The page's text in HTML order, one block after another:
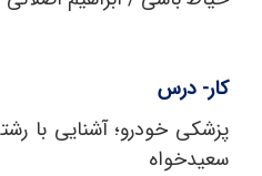
کار- درس
پزشکی خودرو؛ آشنایی با
سعیدخواه